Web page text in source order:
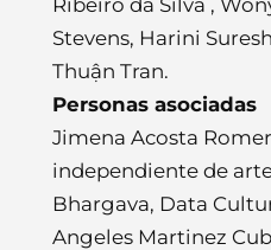
Stevens, Harini
Thuận Tran.
Personas asociadas
Jimena Acosta
independiente de
Bhargava, Data
Angeles Martinez